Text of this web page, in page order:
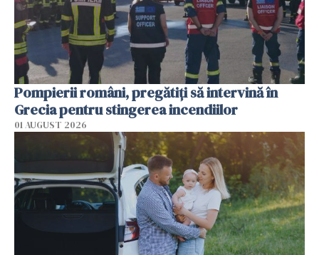
Pompierii români, pregătiţi să intervină în
Grecia pentru stingerea incendiilor
01 AUGUST 2026